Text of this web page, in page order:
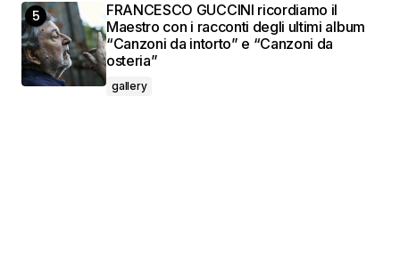
FRANCESCO GUCCINI ricordiamo il
Maestro con i racconti degli ultimi album
“Canzoni da intorto” e “Canzoni da
osteria”
gallery